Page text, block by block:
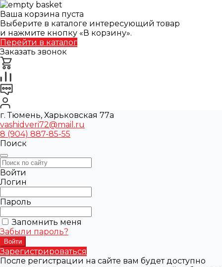
Ваша корзина пуста
Выберите в каталоге интересующий товар
и нажмите кнопку «В корзину».
Перейти в каталог
Заказать звонок
г. Тюмень, Харьковская 77а
vashidveri72@mail.ru
8 (904) 887-85-55
Поиск
Войти
Логин
Пароль
Запомнить меня
Забыли пароль?
Зарегистрироваться
После регистрации на сайте вам будет доступно